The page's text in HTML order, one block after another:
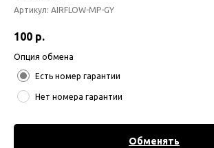
Артикул: AIRFLOW-MP-GY
100 р.
Опция обмена
Есть номер гарантии
Нет номера гарантии
Обменять